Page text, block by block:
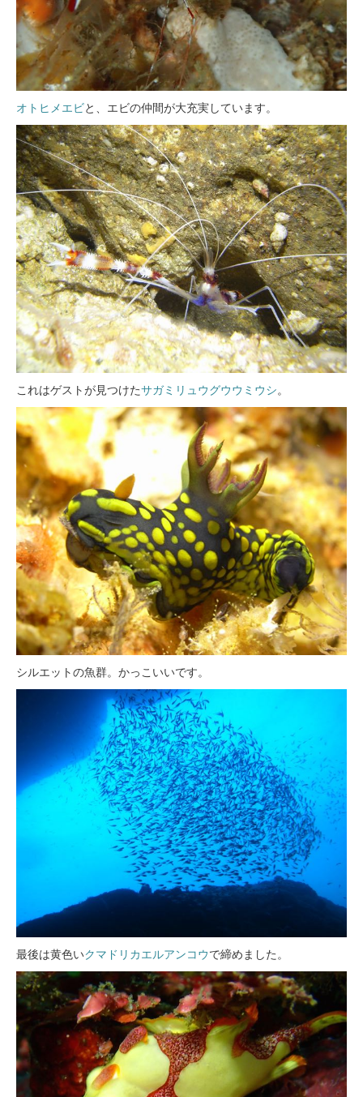
オトヒメエビと、エビの仲間が大充実しています。
これはゲストが見つけたサガミリュウグウウミウシ。
シルエットの魚群。かっこいいです。
最後は黄色いクマドリカエルアンコウで締めました。